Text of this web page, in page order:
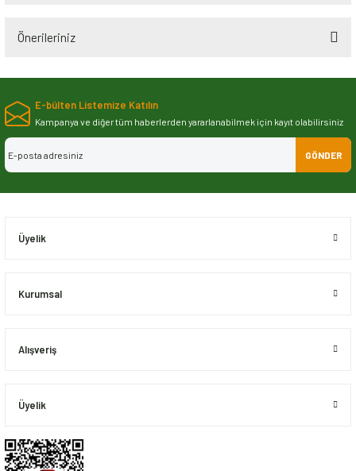
Önerileriniz
Bu ürünün fiyat bilgisi, resim, ürün açıklamalarında ve diğer konularda
iletebilirsiniz.
Görüş ve önerileriniz için teşekkür ederiz.
Ürün resmi kalitesiz, bozuk veya görüntülenemiyor.
E-bülten Listemize Katılın
Kampanya ve diğer tüm haberlerden yararlanabilmek için kayıt olabilirsiniz
GÖNDER
Üyelik
Kurumsal
Alışveriş
Üyelik